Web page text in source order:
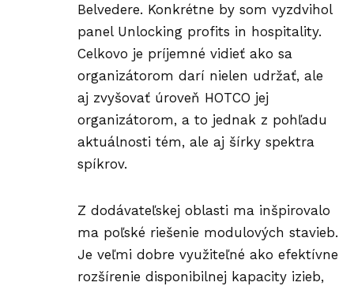
Belvedere. Konkrétne by som vyzdvihol
panel Unlocking profits in hospitality.
Celkovo je príjemné vidieť ako sa
organizátorom darí nielen udržať, ale
aj zvyšovať úroveň HOTCO jej
organizátorom, a to jednak z pohľadu
aktuálnosti tém, ale aj šírky spektra
spíkrov.
Z dodávateľskej oblasti ma inšpirovalo
ma poľské riešenie modulových stavieb.
Je veľmi dobre využiteľné ako efektívne
rozšírenie disponibilnej kapacity izieb,